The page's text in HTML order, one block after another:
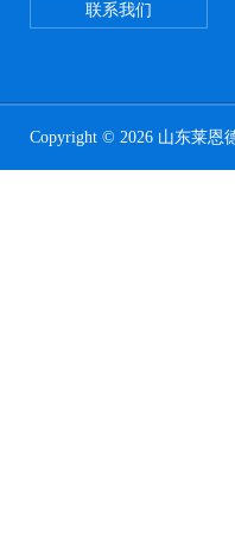
联系我们
Copyright © 2026 山东莱恩